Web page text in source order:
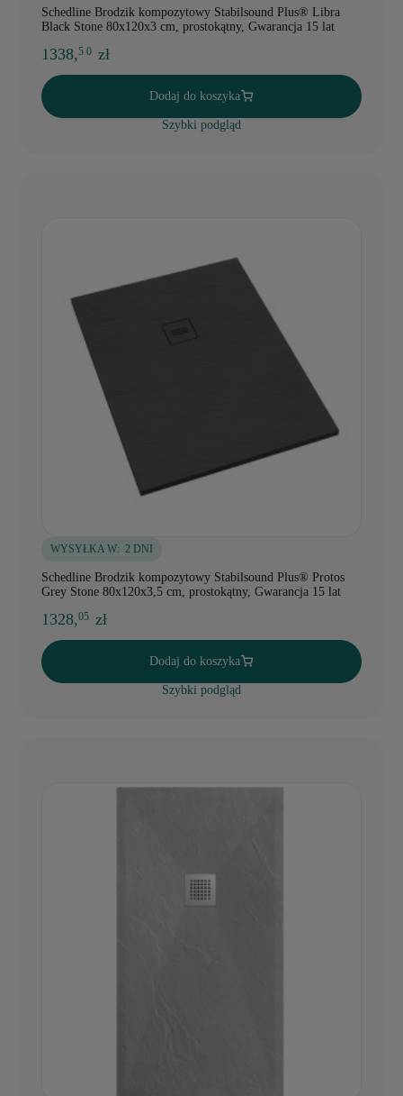
Schedline Brodzik kompozytowy Stabilsound Plus® Libra
Black Stone 80x120x3 cm, prostokątny, Gwarancja 15 lat
1338,5 0 zł
Dodaj do koszyka
Szybki podgląd
WYSYŁKA W: 2 DNI
Schedline Brodzik kompozytowy Stabilsound Plus® Protos
Grey Stone 80x120x3,5 cm, prostokątny, Gwarancja 15 lat
1328,05 zł
Dodaj do koszyka
Szybki podgląd